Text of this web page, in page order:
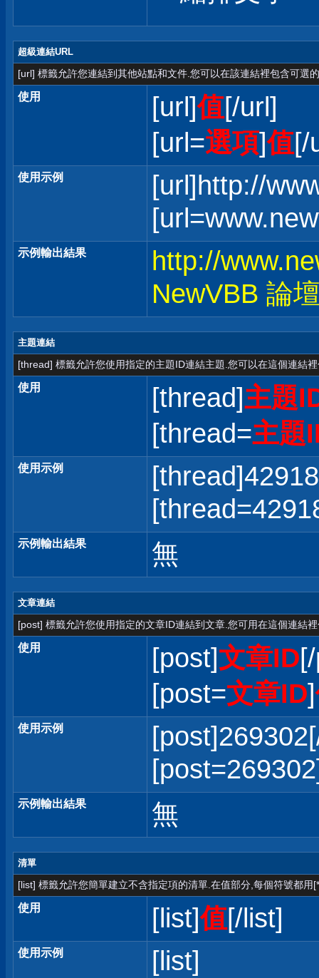
超級連結URL
[url] 標籤允許您連結到其他站點和文件.您可以在該連結裡包含可選
使用 [url]值[/url]
[url=選項]值[/
使用示例
[url]http://
示例輸出結果
http://
NewVBB 論
主題連結
[thread] 標籤允許您使用指定的主題ID連結主題.您可以在這個連結
使用 [thread]主題
[thread=主題
使用示例
示例輸出結果 無
文章連結
[post] 標籤允許您使用指定的文章ID連結到文章.您可用在這個連結
使用 [post]文章ID
[post=文章ID]
使用示例
示例輸出結果 無
清單
[list] 標籤允許您簡單建立不含指定項的清單.在值部分,每個符號都用
使用 [list]值[/list]
使用示例
[list]